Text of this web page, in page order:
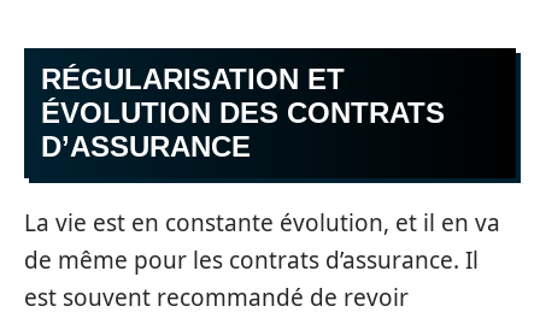
RÉGULARISATION ET
ÉVOLUTION DES CONTRATS
D’ASSURANCE
La vie est en constante évolution, et il en va
de même pour les contrats d’assurance. Il
est souvent recommandé de revoir